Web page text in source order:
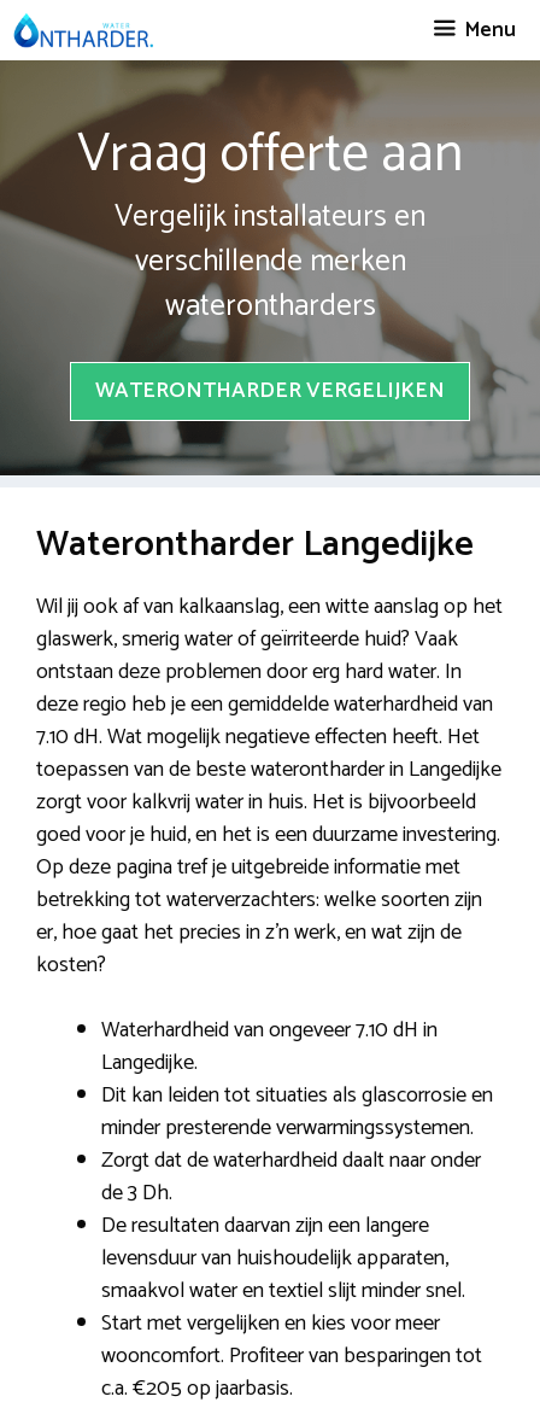
Spring
naar
Menu
Vraag offerte aan
Vergelijk installateurs en
verschillende merken
waterontharders
WATERONTHARDER VERGELIJKEN
Waterontharder Langedijke
Wil jij ook af van kalkaanslag, een witte aanslag op het
glaswerk, smerig water of geïrriteerde huid? Vaak
ontstaan deze problemen door erg hard water. In
deze regio heb je een gemiddelde waterhardheid van
7.10 dH. Wat mogelijk negatieve effecten heeft. Het
toepassen van de beste waterontharder in Langedijke
zorgt voor kalkvrij water in huis. Het is bijvoorbeeld
goed voor je huid, en het is een duurzame investering.
Op deze pagina tref je uitgebreide informatie met
betrekking tot waterverzachters: welke soorten zijn
er, hoe gaat het precies in z’n werk, en wat zijn de
kosten?
Waterhardheid van ongeveer 7.10 dH in
Langedijke.
Dit kan leiden tot situaties als glascorrosie en
minder presterende verwarmingssystemen.
Zorgt dat de waterhardheid daalt naar onder
de 3 Dh.
De resultaten daarvan zijn een langere
levensduur van huishoudelijk apparaten,
smaakvol water en textiel slijt minder snel.
Start met vergelijken en kies voor meer
wooncomfort. Profiteer van besparingen tot
c.a. €205 op jaarbasis.